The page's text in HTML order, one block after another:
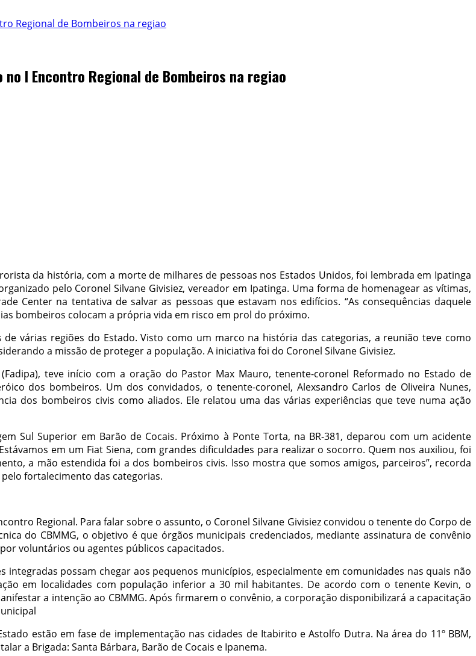
Regional de Bombeiros na regiao
I Encontro Regional de Bombeiros na regiao
da história, com a morte de milhares de pessoas nos Estados Unidos, foi lembrada em Ipatinga
pelo Coronel Silvane Givisiez, vereador em Ipatinga. Uma forma de homenagear as vítimas,
Center na tentativa de salvar as pessoas que estavam nos edifícios. “As consequências daquele
bombeiros colocam a própria vida em risco em prol do próximo.
várias regiões do Estado. Visto como um marco na história das categorias, a reunião teve como
a missão de proteger a população. A iniciativa foi do Coronel Silvane Givisiez.
teve início com a oração do Pastor Max Mauro, tenente-coronel Reformado no Estado de
dos bombeiros. Um dos convidados, o tenente-coronel, Alexsandro Carlos de Oliveira Nunes,
dos bombeiros civis como aliados. Ele relatou uma das várias experiências que teve numa ação
Sul Superior em Barão de Cocais. Próximo à Ponte Torta, na BR-381, deparou com um acidente
em um Fiat Siena, com grandes dificuldades para realizar o socorro. Quem nos auxiliou, foi
a mão estendida foi a dos bombeiros civis. Isso mostra que somos amigos, parceiros”, recorda
fortalecimento das categorias.
Regional. Para falar sobre o assunto, o Coronel Silvane Givisiez convidou o tenente do Corpo de
do CBMMG, o objetivo é que órgãos municipais credenciados, mediante assinatura de convênio
voluntários ou agentes públicos capacitados.
integradas possam chegar aos pequenos municípios, especialmente em comunidades nas quais não
em localidades com população inferior a 30 mil habitantes. De acordo com o tenente Kevin, o
a intenção ao CBMMG. Após firmarem o convênio, a corporação disponibilizará a capacitação
estão em fase de implementação nas cidades de Itabirito e Astolfo Dutra. Na área do 11º BBM,
a Brigada: Santa Bárbara, Barão de Cocais e Ipanema.